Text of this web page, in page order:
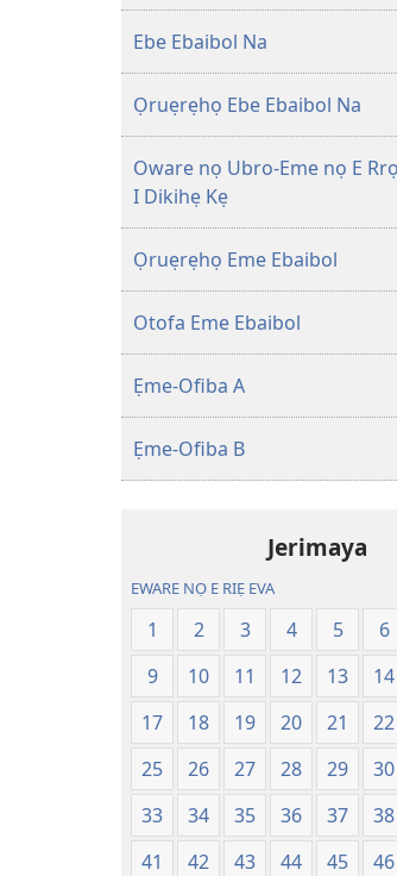
Ọkpokpọ
Ikereakere
Efuafo
Na
(Onọ
evaọ
Na
a
wariẹ
fa
evaọ
2013)
Ebe Ebaibol Na
Ọruẹrẹhọ Ebe Ebaibol Na
Oware nọ Ubro-Eme nọ E
I Dikihẹ Kẹ
Ọruẹrẹhọ Eme Ebaibol
Otofa Eme Ebaibol
Ẹme-Ofiba A
Ẹme-Ofiba B
Jerimaya
EWARE NỌ E RIẸ EVA
1 2 3 4 5 6
9
10 11 12 13 14
17
18 19 20 21 22
25
26 27 28 29 30
33
34 35 36 37 38
41
42 43 44 45 46